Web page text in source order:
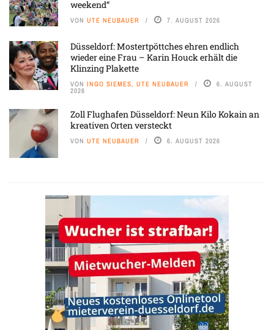
weekend“
VON UTE NEUBAUER 7. AUGUST 2026
Düsseldorf: Mostertpöttches ehren endlich
wieder eine Frau – Karin Houck erhält die
Klinzing Plakette
VON INGO SIEMES, UTE NEUBAUER 6. AUGUST
2026
Zoll Flughafen Düsseldorf: Neun Kilo Kokain an
kreativen Orten versteckt
VON UTE NEUBAUER 6. AUGUST 2026